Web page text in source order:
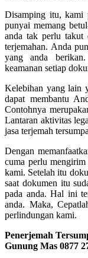
Disamping itu, kami
punyai memang
anda tak perlu takut
terjemahan. Anda
yang anda
keamanan setiap
Kelebihan yang lain
dapat membantu
Contohnya
Lantaran aktivitas
jasa terjemah
Dengan
cuma perlu
kami. Setelah itu
saat dokumen itu
pada anda. Hal ini
anda. Maka,
perlindungan kami.
Penerjemah
Gunung Mas 0877